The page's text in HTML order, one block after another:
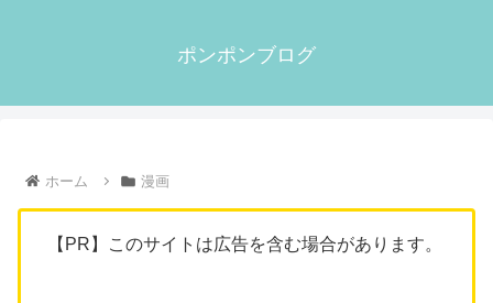
ポンポンブログ
ホーム 漫画
【PR】このサイトは広告を含む場合があります。